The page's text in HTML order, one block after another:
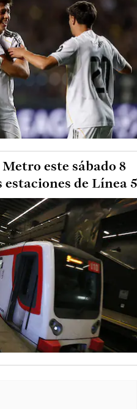
este sábado 8
de Línea 5